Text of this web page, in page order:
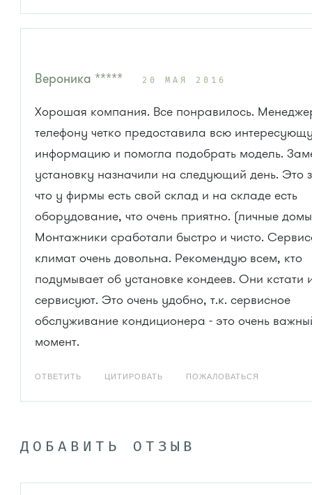
Вероника ***** 20 МАЯ 2016
Хорошая компания. Все понравилось.
телефону четко предоставила всю
информацию и помогла подобрать модель.
установку назначили на следующий день. Это
что у фирмы есть свой склад и на складе есть
оборудование, что очень приятно. (личные
Монтажники сработали быстро и чисто.
климат очень довольна. Рекомендую всем, кто
подумывает об установке кондеев. Они кстати
сервисуют. Это очень удобно, т.к. сервисное
обслуживание кондиционера - это очень
момент.
ОТВЕТИТЬ ЦИТИРОВАТЬ ПОЖАЛОВАТЬСЯ
ДОБАВИТЬ ОТЗЫВ